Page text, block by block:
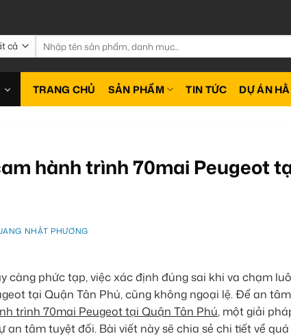
Tìm
kiếm:
TRANG CHỦ SẢN PHẨM TIN TỨC DỰ ÁN
hành trình 70mai Peugeot
NHẬT PHƯƠNG
càng phức tạp, việc xác định đúng sai khi va chạm
tại Quận Tân Phú, cũng không ngoại lệ. Để an
trình 70mai Peugeot tại Quận Tân Phú, một giải
an tâm tuyệt đối. Bài viết này sẽ chia sẻ chi tiết về